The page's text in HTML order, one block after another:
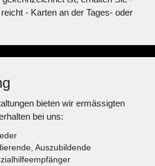
- Karten an der Tages- oder
bieten wir ermässigten
bei uns:
Auszubildende